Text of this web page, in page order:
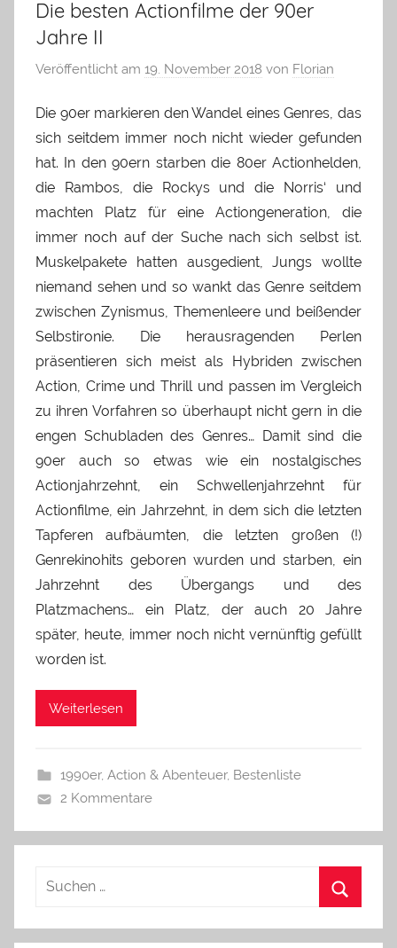
Die besten Actionfilme der 90er
Jahre II
Veröffentlicht am 19. November 2018 von Florian
Die 90er markieren den Wandel eines Genres, das
sich seitdem immer noch nicht wieder gefunden
hat. In den 90ern starben die 80er Actionhelden,
die Rambos, die Rockys und die Norris‘ und
machten Platz für eine Actiongeneration, die
immer noch auf der Suche nach sich selbst ist.
Muskelpakete hatten ausgedient, Jungs wollte
niemand sehen und so wankt das Genre seitdem
zwischen Zynismus, Themenleere und beißender
Selbstironie. Die herausragenden Perlen
präsentieren sich meist als Hybriden zwischen
Action, Crime und Thrill und passen im Vergleich
zu ihren Vorfahren so überhaupt nicht gern in die
engen Schubladen des Genres… Damit sind die
90er auch so etwas wie ein nostalgisches
Actionjahrzehnt, ein Schwellenjahrzehnt für
Actionfilme, ein Jahrzehnt, in dem sich die letzten
Tapferen aufbäumten, die letzten großen (!)
Genrekinohits geboren wurden und starben, ein
Jahrzehnt des Übergangs und des
Platzmachens… ein Platz, der auch 20 Jahre
später, heute, immer noch nicht vernünftig gefüllt
worden ist.
Weiterlesen
1990er, Action & Abenteuer, Bestenliste
2 Kommentare